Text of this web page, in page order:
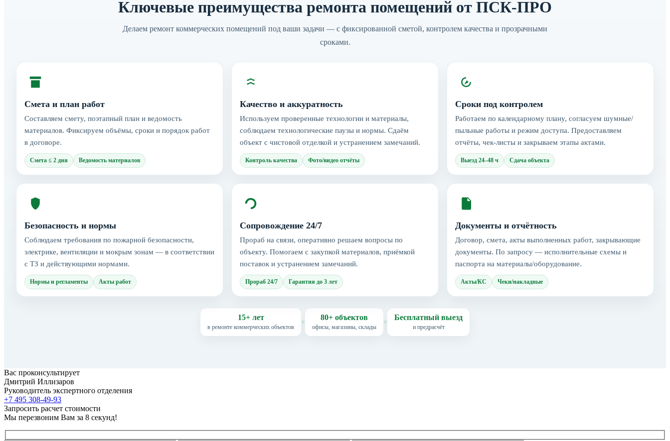
Ключевые преимущества ремонта помещений от ПСК-ПРО
Делаем ремонт коммерческих помещений под ваши задачи — с фиксированной сметой, контролем качества и прозрачными
сроками.
Смета и план работ
Составляем смету, поэтапный план и ведомость
материалов. Фиксируем объёмы, сроки и порядок работ
в договоре.
Смета ≤ 2 дня Ведомость материалов
Качество и аккуратность
Используем проверенные технологии и материалы,
соблюдаем технологические паузы и нормы. Сдаём
объект с чистовой отделкой и устранением замечаний.
Контроль качества Фото/видео отчёты
Сроки под контролем
Работаем по календарному плану, согласуем шумные/
пыльные работы и режим доступа. Предоставляем
отчёты, чек-листы и закрываем этапы актами.
Выезд 24–48 ч Сдача объекта
Безопасность и нормы
Соблюдаем требования по пожарной безопасности,
электрике, вентиляции и мокрым зонам — в соответствии
с ТЗ и действующими нормами.
Нормы и регламенты Акты работ
Сопровождение 24/7
Прораб на связи, оперативно решаем вопросы по
объекту. Помогаем с закупкой материалов, приёмкой
поставок и устранением замечаний.
Прораб 24/7 Гарантия до 3 лет
Документы и отчётность
Договор, смета, акты выполненных работ, закрывающие
документы. По запросу — исполнительные схемы и
паспорта на материалы/оборудование.
Акты/КС Чеки/накладные
15+ лет
в ремонте коммерческих объектов
80+ объектов
офисы, магазины, склады
Бесплатный выезд
и предрасчёт
Вас проконсультирует
Дмитрий Иллизаров
Руководитель экспертного отделения
+7 495 308-49-93
Запросить расчет стоимости
Мы перезвоним Вам за 8 секунд!